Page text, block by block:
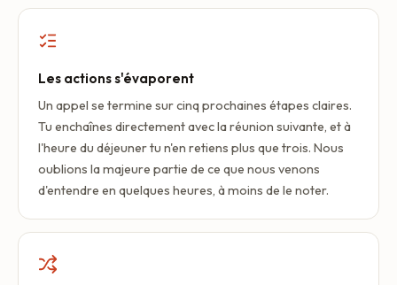
Les actions s'évaporent
Un appel se termine sur cinq prochaines étapes claires.
Tu enchaînes directement avec la réunion suivante, et à
l'heure du déjeuner tu n'en retiens plus que trois. Nous
oublions la majeure partie de ce que nous venons
d'entendre en quelques heures, à moins de le noter.